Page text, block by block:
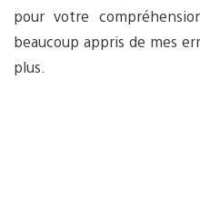
pour votre
beaucoup appris de mes
plus.